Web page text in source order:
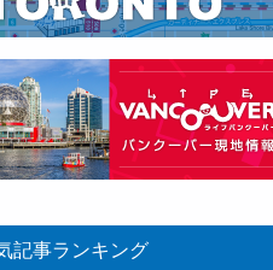
記事ランキング